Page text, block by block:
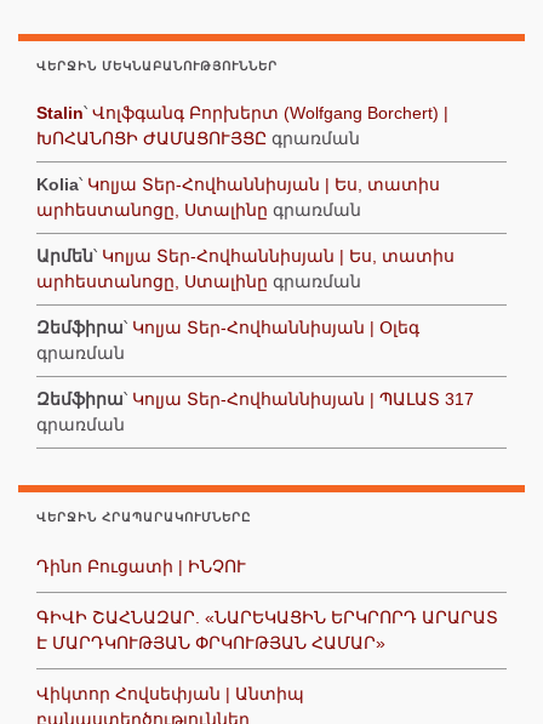
ՎԵՐՋԻՆ ՄԵԿՆԱԲԱՆՈՒԹՅՈՒՆՆԵՐ
Stalin՝ Վոլֆգանգ Բորխերտ (Wolfgang Borchert) |
ԽՈՀԱՆՈՑԻ ԺԱՄԱՑՈՒՅՑԸ գրառման
Kolia՝ Կոլյա Տեր-Հովհաննիսյան | Ես, տատիս
արհեստանոցը, Ստալինը գրառման
Արմեն՝ Կոլյա Տեր-Հովհաննիսյան | Ես, տատիս
արհեստանոցը, Ստալինը գրառման
Զեմֆիրա՝ Կոլյա Տեր-Հովհաննիսյան | Օլեգ
գրառման
Զեմֆիրա՝ Կոլյա Տեր-Հովհաննիսյան | ՊԱԼԱՏ 317
գրառման
ՎԵՐՋԻՆ ՀՐԱՊԱՐԱԿՈՒՄՆԵՐԸ
Դինո Բուցատի | ԻՆՉՈՒ
ԳԻՎԻ ՇԱՀՆԱԶԱՐ. «ՆԱՐԵԿԱՑԻՆ ԵՐԿՐՈՐԴ ԱՐԱՐԱՏ
Է ՄԱՐԴԿՈՒԹՅԱՆ ՓՐԿՈՒԹՅԱՆ ՀԱՄԱՐ»
Վիկտոր Հովսեփյան | Անտիպ
բանաստեղծություններ